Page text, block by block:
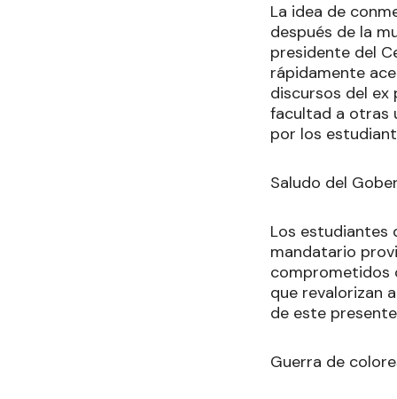
La idea de
después de la
presidente del
rápidamente
discursos del ex
facultad a otras
por los
Saludo del
Los estudiantes
mandatario
comprometidos
que revalorizan
de este
Guerra de